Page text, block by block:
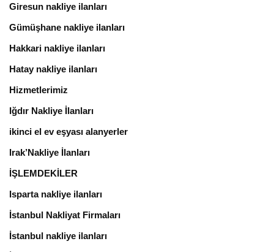
Giresun nakliye ilanları
Gümüşhane nakliye ilanları
Hakkari nakliye ilanları
Hatay nakliye ilanları
Hizmetlerimiz
Iğdır Nakliye İlanları
ikinci el ev eşyası alanyerler
Irak’Nakliye İlanları
İŞLEMDEKİLER
Isparta nakliye ilanları
İstanbul Nakliyat Firmaları
İstanbul nakliye ilanları